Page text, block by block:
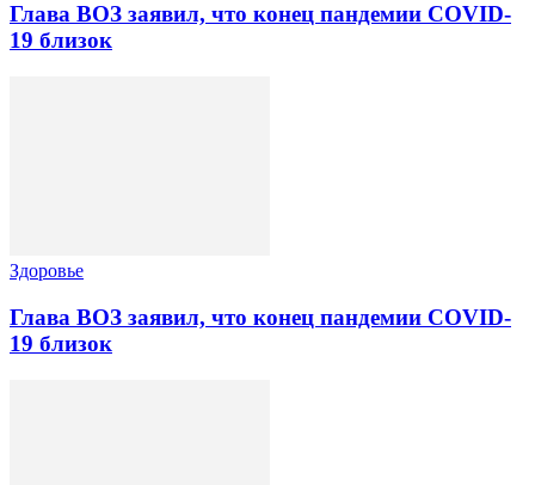
Глава ВОЗ заявил, что конец пандемии COVID-
19 близок
Здоровье
Глава ВОЗ заявил, что конец пандемии COVID-
19 близок